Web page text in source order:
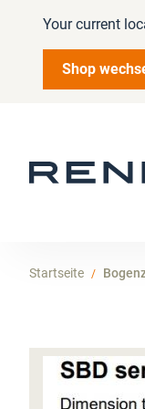
Your current
Shop
Startseite
Zum